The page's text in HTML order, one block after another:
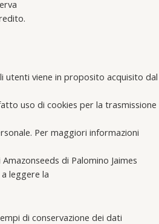
utenti viene in proposito acquisito dal
uso di cookies per la trasmissione
Per maggiori informazioni
di Palomino Jaimes
leggere la
di conservazione dei dati